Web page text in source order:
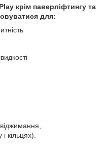
крім паверліфтингу та
для:
кільцях).